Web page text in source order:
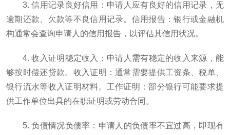
3. 信用记录良好信用：申请人应有良好的信用记录，无
逾期还款、欠款等不良信用记录。信用报告：银行或金融机
构通常会查询申请人的信用报告，以评估其信用状况。
4. 收入证明稳定收入：申请人需有稳定的收入来源，能
够按时偿还贷款。收入证明：通常需要提供工资条、税单、
银行流水等收入证明材料。工作证明：部分银行可能要求提
供工作单位出具的在职证明或劳动合同。
5. 负债情况负债率：申请人的负债率不宜过高，即现有